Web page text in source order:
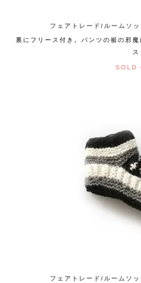
フェアトレード/ルームソ
裏にフリース付き。パンツの裾の邪
ス
SOLD
フェアトレード/ルームソ